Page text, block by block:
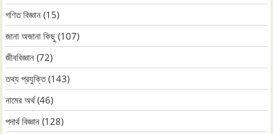
গণিত বিজ্ঞান (15)
জানা অজানা কিছু (107)
জীববিজ্ঞান (72)
তথ্য প্রযুক্তি(143)
নামের অর্থ(46)
পদার্থ বিজ্ঞান (128)